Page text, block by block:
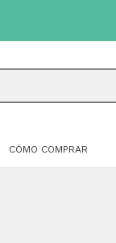
CÓMO COMPRAR